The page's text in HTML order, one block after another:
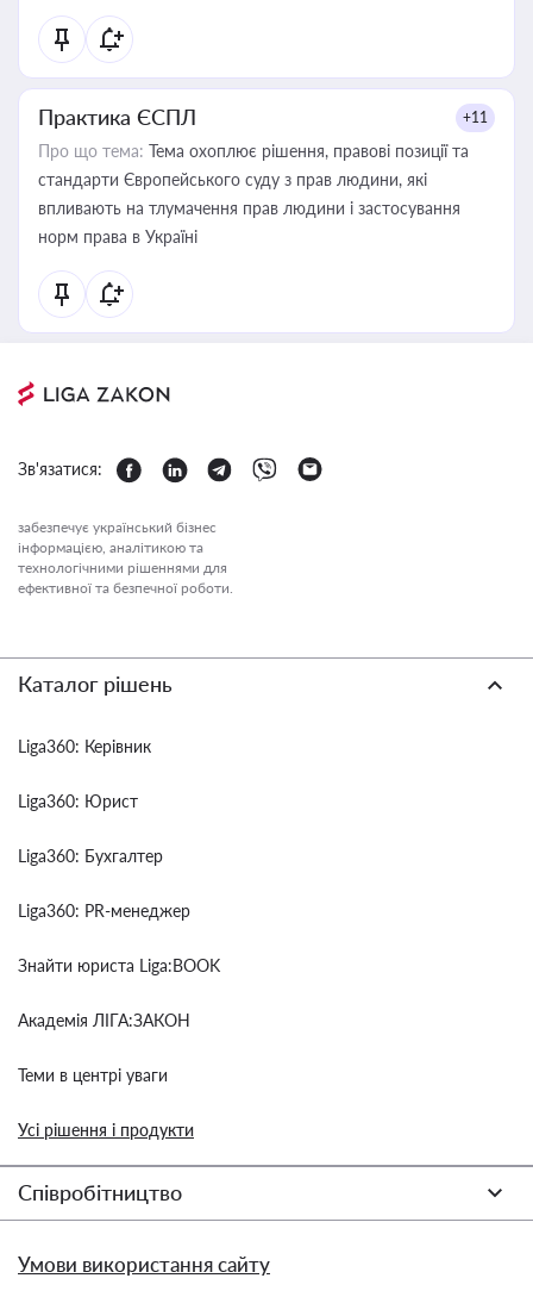
Практика ЄСПЛ +11
Про що тема: Тема охоплює рішення, правові позиції та
стандарти Європейського суду з прав людини, які
впливають на тлумачення прав людини і застосування
норм права в Україні
Зв'язатися:
забезпечує український бізнес
інформацією, аналітикою та
технологічними рішеннями для
ефективної та безпечної роботи.
Каталог рішень
Liga360: Керівник
Liga360: Юрист
Liga360: Бухгалтер
Liga360: PR-менеджер
Знайти юриста Liga:BOOK
Академія ЛІГА:ЗАКОН
Теми в центрі уваги
Усі рішення і продукти
Співробітництво
Умови використання сайту